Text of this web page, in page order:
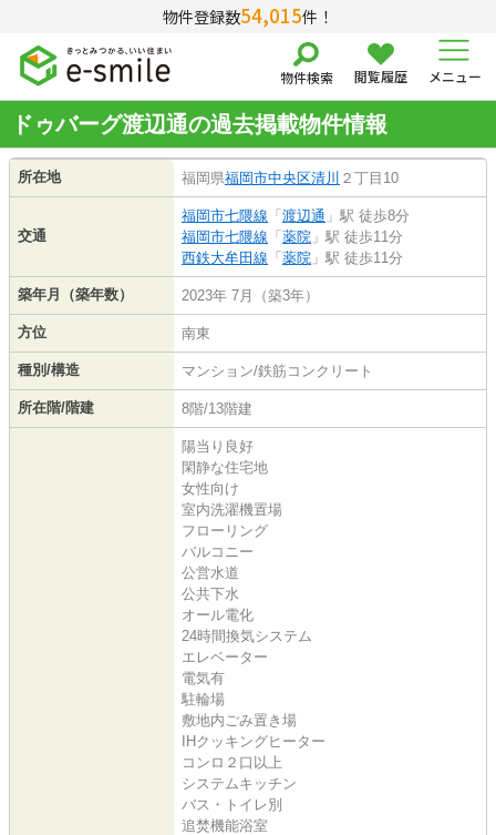
物件登録数54,015件！
物件検索 閲覧履歴 メニュー
ドゥバーグ渡辺通の過去掲載物件情報
所在地 福岡県福岡市中央区清川 ２丁目10
交通
福岡市七隈線 「渡辺通 」駅 徒歩8分
福岡市七隈線 「薬院 」駅 徒歩11分
西鉄大牟田線 「薬院 」駅 徒歩11分
築年月（築年数） 2023年 7月（築3年）
方位 南東
種別/構造 マンション/鉄筋コンクリート
所在階/階建 8階/13階建
陽当り良好
閑静な住宅地
女性向け
室内洗濯機置場
フローリング
バルコニー
公営水道
公共下水
オール電化
24時間換気システム
エレベーター
電気有
駐輪場
敷地内ごみ置き場
IHクッキングヒーター
コンロ２口以上
システムキッチン
バス・トイレ別
追焚機能浴室